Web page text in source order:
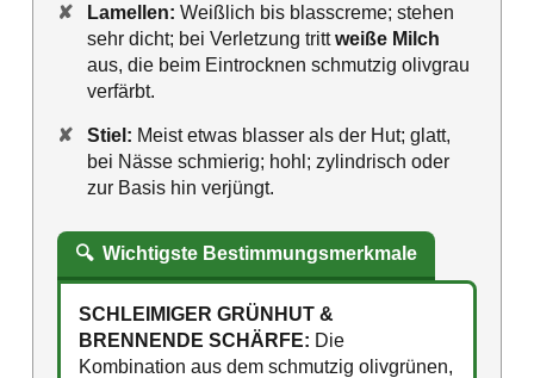
✘ Lamellen: Weißlich bis blasscreme; stehen
sehr dicht; bei Verletzung trittweiße Milch
aus, die beim Eintrocknen schmutzig olivgrau
verfärbt.
✘ Stiel: Meist etwas blasser als der Hut; glatt,
bei Nässe schmierig; hohl; zylindrisch oder
zur Basis hin verjüngt.
🔍 Wichtigste Bestimmungsmerkmale
SCHLEIMIGER GRÜNHUT &
BRENNENDE SCHÄRFE: Die
Kombination aus dem schmutzig olivgrünen,